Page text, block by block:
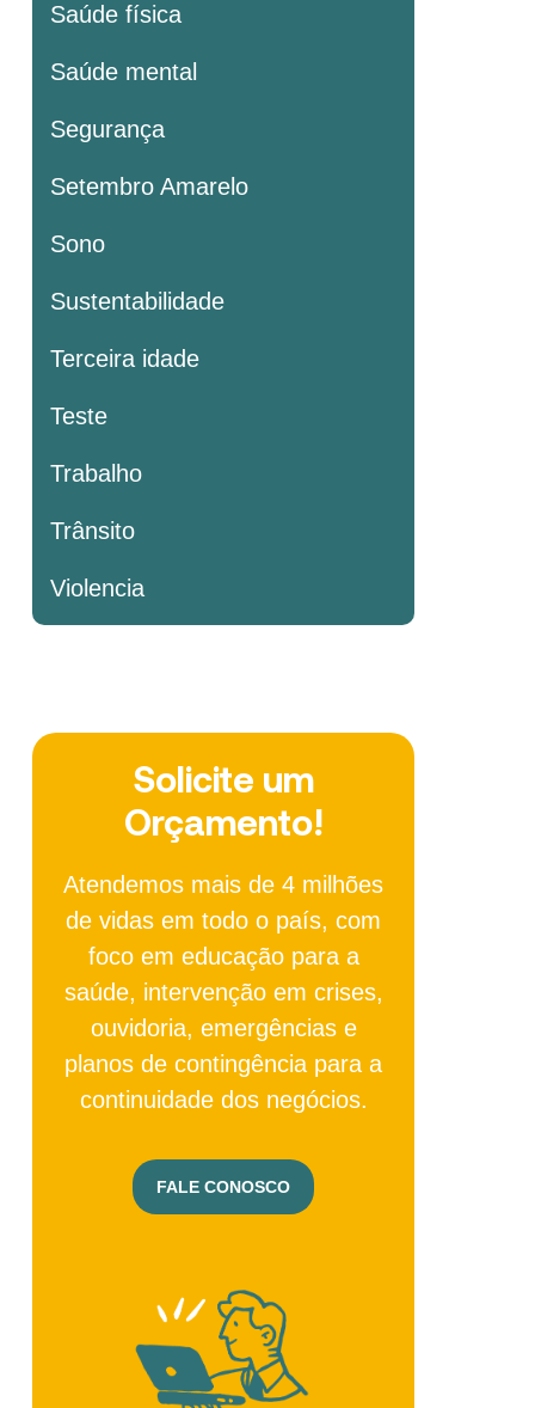
Saúde física
Saúde mental
Segurança
Setembro Amarelo
Sono
Sustentabilidade
Terceira idade
Teste
Trabalho
Trânsito
Violencia
Solicite um
Orçamento!
Atendemos mais de 4 milhões
de vidas em todo o país, com
foco em educação para a
saúde, intervenção em crises,
ouvidoria, emergências e
planos de contingência para a
continuidade dos negócios.
FALE CONOSCO